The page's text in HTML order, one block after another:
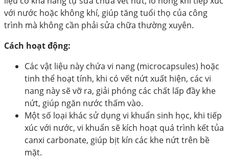
với nước hoặc không khí, giúp tăng tuổi thọ của công
trình mà không cần phải sửa chữa thường xuyên.
Cách hoạt động:
Các vật liệu này chứa vi nang (microcapsules) hoặc
tinh thể hoạt tính, khi có vết nứt xuất hiện, các vi
nang này sẽ vỡ ra, giải phóng các chất lấp đầy khe
nứt, giúp ngăn nước thấm vào.
Một số loại khác sử dụng vi khuẩn sinh học, khi tiếp
xúc với nước, vi khuẩn sẽ kích hoạt quá trình kết tủa
canxi carbonate, giúp bịt kín các khe nứt trên bề
mặt.